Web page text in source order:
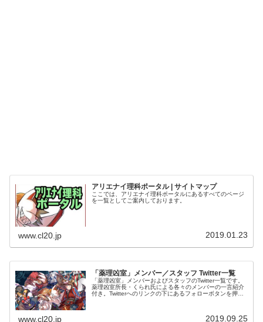
アリエナイ理科ポータル | サイトマップ
ここでは、アリエナイ理科ポータルにあるすべてのページ
を一覧としてご案内しております。
www.cl20.jp 2019.01.23
「薬理凶室」メンバー／スタッフ Twitter一覧
「薬理凶室」メンバーおよびスタッフのTwitter一覧です。
薬理凶室所長・くられ氏による各々のメンバーの一言紹介
付き。Twitterへのリンクの下にあるフォローボタンを押す
www.cl20.jp 2019.09.25